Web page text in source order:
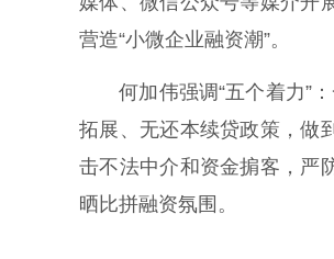
营造“小微企业融资潮”。
何加伟强调“五个着力”：
拓展、无还本续贷政策，做
击不法中介和资金掮客，严
晒比拼融资氛围。